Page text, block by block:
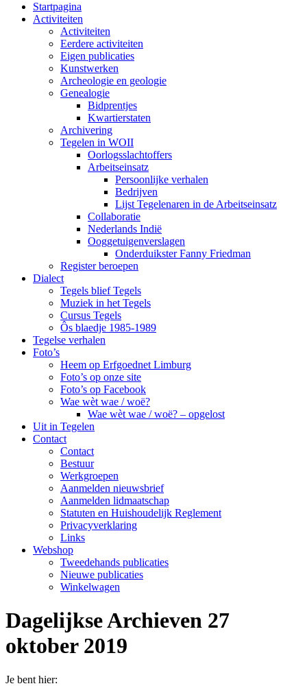
Startpagina
Activiteiten
Activiteiten
Eerdere activiteiten
Eigen publicaties
Kunstwerken
Archeologie en geologie
Genealogie
Bidprentjes
Kwartierstaten
Archivering
Tegelen in WOII
Oorlogsslachtoffers
Arbeitseinsatz
Persoonlijke verhalen
Bedrijven
Lijst Tegelenaren in de Arbeitseinsatz
Collaboratie
Nederlands Indië
Ooggetuigenverslagen
Onderduikster Fanny Friedman
Register beroepen
Dialect
Tegels blief Tegels
Muziek in het Tegels
Cursus Tegels
Ôs blaedje 1985-1989
Tegelse verhalen
Foto’s
Heem op Erfgoednet Limburg
Foto’s op onze site
Foto’s op Facebook
Wae wèt wae / woë?
Wae wèt wae / woë? – opgelost
Uit in Tegelen
Contact
Contact
Bestuur
Werkgroepen
Aanmelden nieuwsbrief
Aanmelden lidmaatschap
Statuten en Huishoudelijk Reglement
Privacyverklaring
Links
Webshop
Tweedehands publicaties
Nieuwe publicaties
Winkelwagen
Dagelijkse Archieven 27
oktober 2019
Je bent hier: